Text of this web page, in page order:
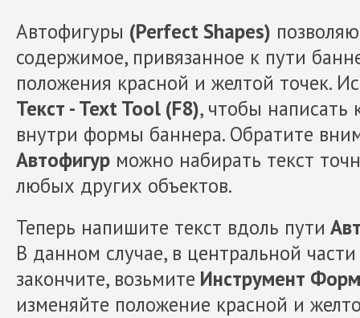
Автофигуры (Perfect Shapes)
содержимое, привязанное к пути
положения красной и желтой точек.
Текст - Text Tool (F8), чтобы написать
внутри формы баннера. Обратите
Автофигур можно набирать текст
любых других объектов.
Теперь напишите текст вдоль пути
В данном случае, в центральной
закончите, возьмите Инструмент
изменяйте положение красной и